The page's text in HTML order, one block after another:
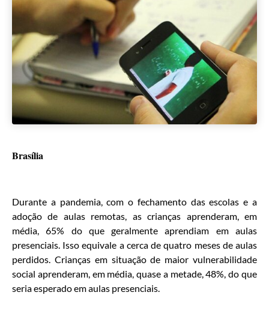
Brasília
Durante a pandemia, com o fechamento das escolas e a
adoção de aulas remotas, as crianças aprenderam, em
média, 65% do que geralmente aprendiam em aulas
presenciais. Isso equivale a cerca de quatro meses de aulas
perdidos. Crianças em situação de maior vulnerabilidade
social aprenderam, em média, quase a metade, 48%, do que
seria esperado em aulas presenciais.